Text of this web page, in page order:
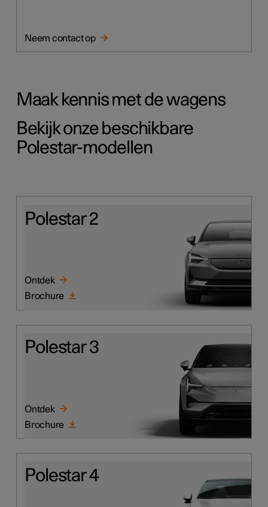
Neem contact op
Maak kennis met de wagens
Bekijk onze beschikbare
Polestar-modellen
Polestar 2
Ontdek
Brochure
Polestar 3
Ontdek
Brochure
Polestar 4